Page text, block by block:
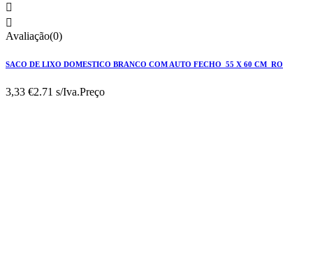


Avaliação(0)
SACO DE LIXO DOMESTICO BRANCO COM AUTO FECHO 55 X 60 CM RO
3,33 €2.71 s/Iva.Preço